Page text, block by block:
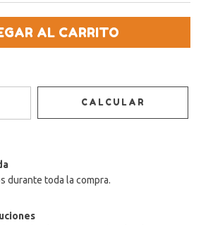
CALCULAR
durante toda la compra.